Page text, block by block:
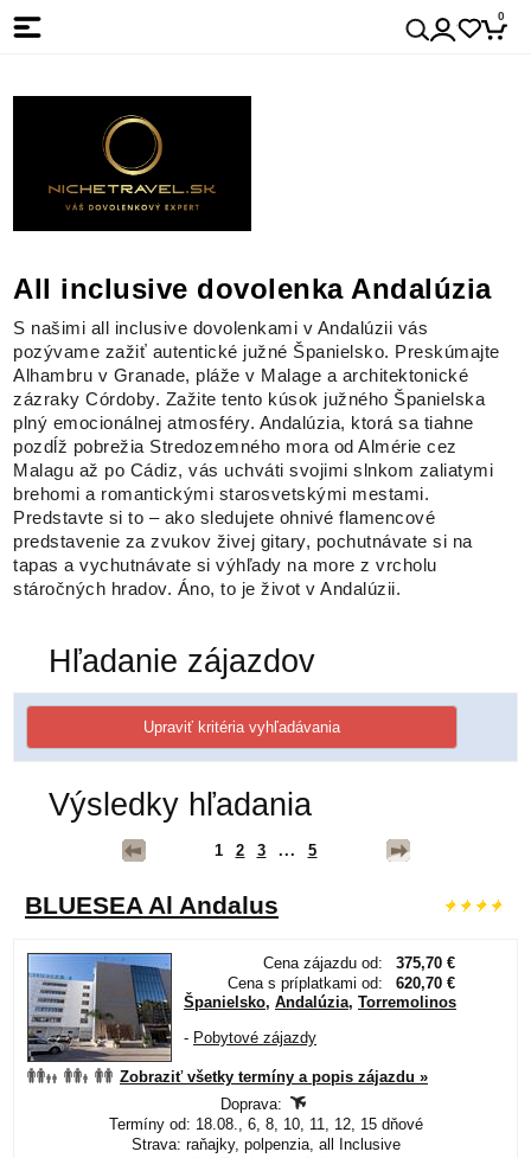
0
All inclusive dovolenka Andalúzia
S našimi all inclusive dovolenkami v Andalúzii vás
pozývame zažiť autentické južné Španielsko. Preskúmajte
Alhambru v Granade, pláže v Malage a architektonické
zázraky Córdoby. Zažite tento kúsok južného Španielska
plný emocionálnej atmosféry. Andalúzia, ktorá sa tiahne
pozdĺž pobrežia Stredozemného mora od Almérie cez
Malagu až po Cádiz, vás uchváti svojimi slnkom zaliatymi
brehomi a romantickými starosvetskými mestami.
Predstavte si to – ako sledujete ohnivé flamencové
predstavenie za zvukov živej gitary, pochutnávate si na
tapas a vychutnávate si výhľady na more z vrcholu
stáročných hradov. Áno, to je život v Andalúzii.